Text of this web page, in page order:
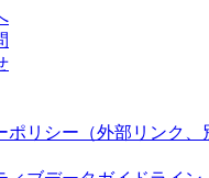
ポリシー （外部リンク